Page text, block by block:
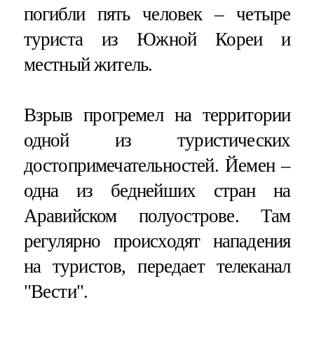
погибли пять человек – четыре
туриста из Южной Кореи и
местный житель.
Взрыв прогремел на территории
одной из туристических
достопримечательностей. Йемен –
одна из беднейших стран на
Аравийском полуострове. Там
регулярно происходят нападения
на туристов, передает телеканал
"Вести".